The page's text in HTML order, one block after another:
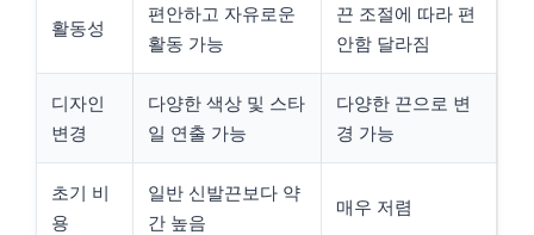
활동성
편안하고 자유로운
활동 가능
끈 조절에 따라 편
안함 달라짐
디자인
변경
다양한 색상 및 스타
일 연출 가능
다양한 끈으로 변
경 가능
초기 비
용
일반 신발끈보다 약
간 높음
매우 저렴